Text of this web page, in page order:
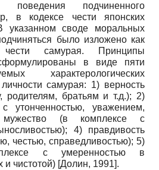
подчиненного
в кодексе чести японских
указанном своде моральных
было изложено как
чести самурая. Принципы
в виде пяти
характерологических
самурая: 1) верность
родителям, братьям и т.д.); 2)
утонченностью, уважением,
мужество (в комплексе с
4) правдивость
честью, справедливостью); 5)
с умеренностью в
и чистотой) [Долин, 1991].